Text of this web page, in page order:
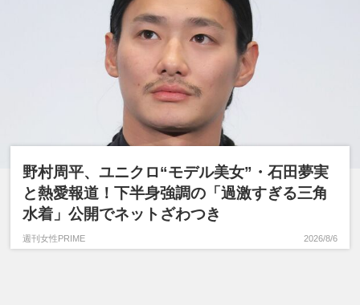
野村周平、ユニクロ“モデル美女”・石田夢実
と熱愛報道！下半身強調の「過激すぎる三角
水着」公開でネットざわつき
週刊女性PRIME 2026/8/6